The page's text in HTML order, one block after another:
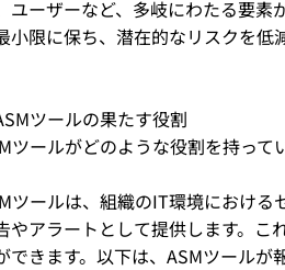
ユーザーなど、多岐にわたる要素
小限に保ち、潜在的なリスクを低
ツールの果たす役割
ツールがどのような役割を持っ
ツールは、組織のIT環境におけ
やアラートとして提供します。こ
できます。以下は、ASMツール